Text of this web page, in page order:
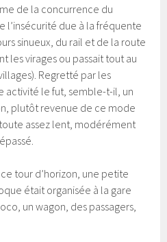
de la concurrence du
due à la fréquente
sinueux, du rail et de la route
les virages ou passait tout au
Regretté par les
activité le fut, semble-t-il, un
plutôt revenue de ce mode
assez lent, modérément
tour d’horizon, une petite
était organisée à la gare
un wagon, des passagers,